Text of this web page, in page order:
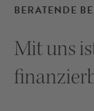
BERATENDE
Mit uns